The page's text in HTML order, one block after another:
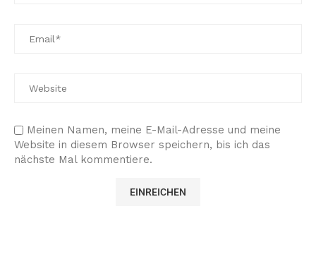
Meinen Namen, meine E-Mail-Adresse und meine
Website in diesem Browser speichern, bis ich das
nächste Mal kommentiere.